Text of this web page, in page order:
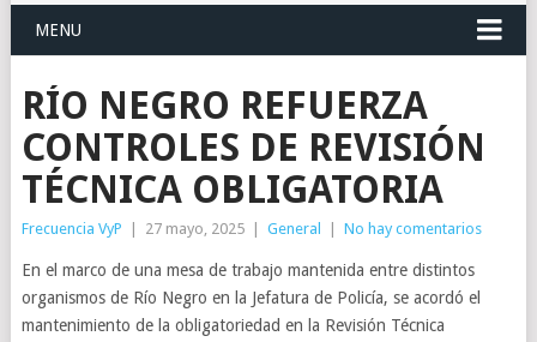
MENU
RÍO NEGRO REFUERZA
CONTROLES DE REVISIÓN
TÉCNICA OBLIGATORIA
Frecuencia VyP 27 mayo, 2025 General No hay comentarios
En el marco de una mesa de trabajo mantenida entre distintos
organismos de Río Negro en la Jefatura de Policía, se acordó el
mantenimiento de la obligatoriedad en la Revisión Técnica